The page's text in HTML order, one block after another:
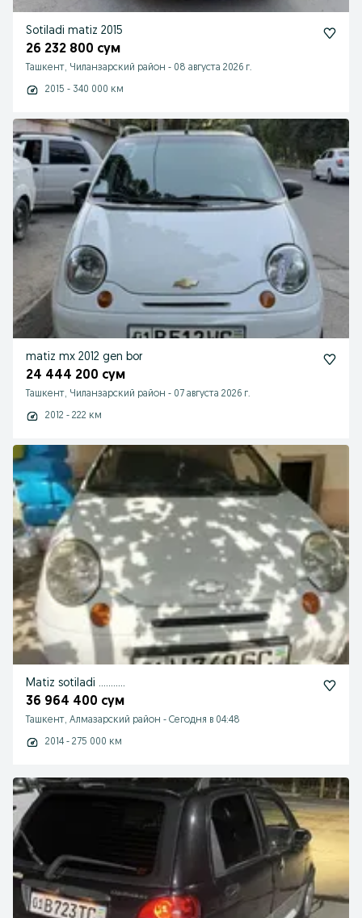
Sotiladi matiz 2015
26 232 800 сум
Ташкент, Чиланзарский район - 08 августа 2026 г.
2015 - 340 000 км
matiz mx 2012 gen bor
24 444 200 сум
Ташкент, Чиланзарский район - 07 августа 2026 г.
2012 - 222 км
Matiz sotiladi ………..
36 964 400 сум
Ташкент, Алмазарский район - Сегодня в 04:48
2014 - 275 000 км